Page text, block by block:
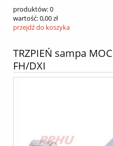
produktów:0
wartość:0,00 zł
przejdź do koszyka
TRZPIEŃ sampa
FH/DXI